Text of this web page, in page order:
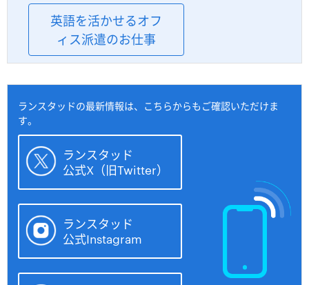
英語を活かせるオフ
ィス派遣のお仕事
ランスタッドの最新情報は、こちらからもご確認いただけま
す。
ランスタッド
公式X（旧Twitter）
ランスタッド
公式Instagram